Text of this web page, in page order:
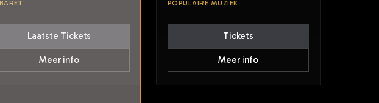
Laatste Tickets
Meer info
POPULAIRE MUZIEK
Tickets
Meer info